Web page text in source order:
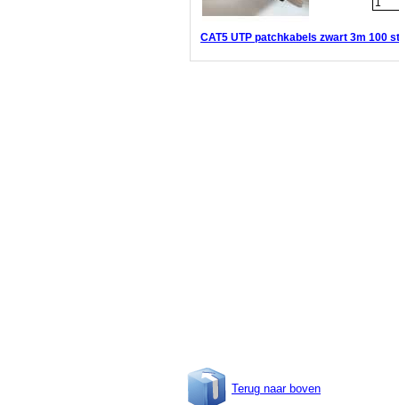
CAT5 UTP patchkabels zwart 3m 100
Terug naar boven